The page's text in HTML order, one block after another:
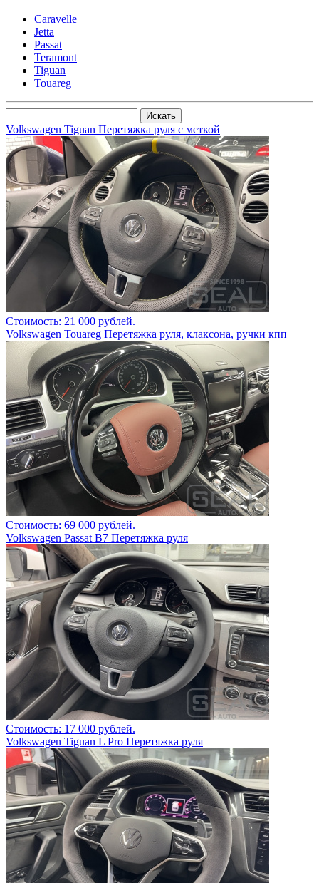
Caravelle
Jetta
Passat
Teramont
Tiguan
Touareg
Volkswagen Tiguan Перетяжка руля с меткой
Стоимость: 21 000 рублей.
Volkswagen Touareg Перетяжка руля, клаксона, ручки кпп
Стоимость: 69 000 рублей.
Volkswagen Passat B7 Перетяжка руля
Стоимость: 17 000 рублей.
Volkswagen Tiguan L Pro Перетяжка руля